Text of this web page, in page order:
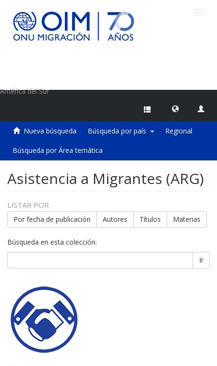
América del Sur
Nueva búsqueda Búsqueda por país Regional
Búsqueda por Área temática
Asistencia a Migrantes (ARG)
LISTAR POR
Por fecha de publicación Autores Títulos Materias
Búsqueda en esta colección:
Ir